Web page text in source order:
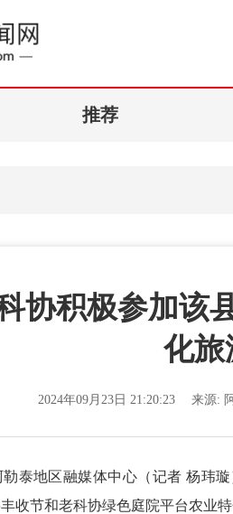
推荐
协积极参加该
化旅
2024年09月23日 21:20:23 来源:
地区融媒体中心（记者 杨玮璇
收节和老科协绿色庭院平台农业